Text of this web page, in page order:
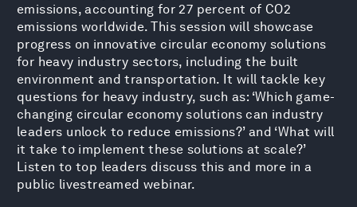
emissions, accounting for 27 percent of CO2
emissions worldwide. This session will showcase
progress on innovative circular economy solutions
for heavy industry sectors, including the built
environment and transportation. It will tackle key
questions for heavy industry, such as: ‘Which game-
changing circular economy solutions can industry
leaders unlock to reduce emissions?’ and ‘What will
it take to implement these solutions at scale?’
Listen to top leaders discuss this and more in a
public livestreamed webinar.